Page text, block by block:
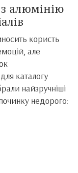
алюмінію
користь
але
каталогу
найзручніші
недорого: